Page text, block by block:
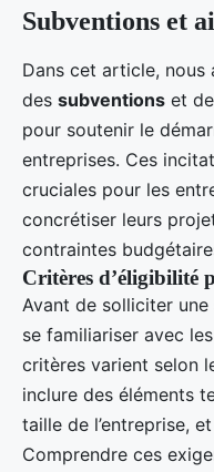
Subventions et
Dans cet article, nous
des subventions et
pour soutenir le
entreprises. Ces
cruciales pour les
concrétiser leurs
contraintes
Critères d’éligibilité
Avant de solliciter une
se familiariser avec les
critères varient selon
inclure des éléments
taille de l’entreprise,
Comprendre ces